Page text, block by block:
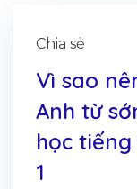
Chia sẻ
Vì sao
Anh từ
học
1